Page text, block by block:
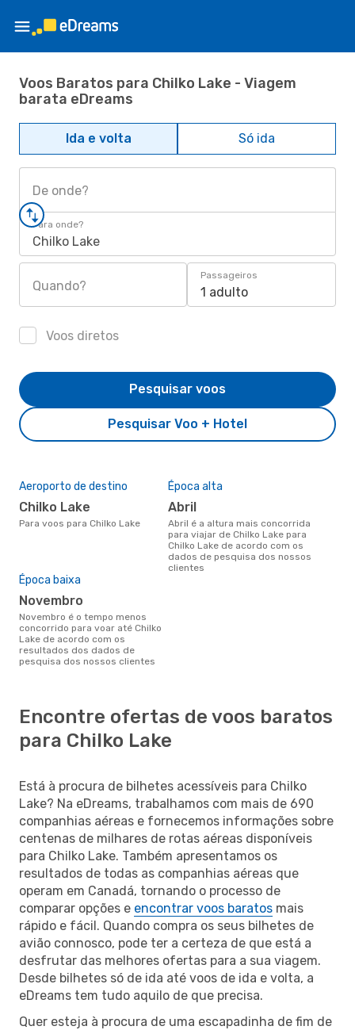
Voos Baratos para Chilko Lake - Viagem
barata eDreams
Ida e volta Só ida
De onde?
Para onde?
Chilko Lake
Quando?
Passageiros
1 adulto
Voos diretos
Pesquisar Voo + Hotel
Pesquisar voos
Aeroporto de destino
Chilko Lake
Para voos para Chilko Lake
Época alta
abril
abril é a altura mais concorrida
para viajar de Chilko Lake para
Chilko Lake de acordo com os
dados de pesquisa dos nossos
clientes
Época baixa
novembro
novembro é o tempo menos
concorrido para voar até Chilko
Lake de acordo com os
resultados dos dados de
pesquisa dos nossos clientes
Encontre ofertas de voos baratos
para Chilko Lake
Está à procura de bilhetes acessíveis para Chilko
Lake? Na eDreams, trabalhamos com mais de 690
companhias aéreas e fornecemos informações sobre
centenas de milhares de rotas aéreas disponíveis
para Chilko Lake. Também apresentamos os
resultados de todas as companhias aéreas que
operam em Canadá, tornando o processo de
comparar opções e encontrar voos baratos mais
rápido e fácil. Quando compra os seus bilhetes de
avião connosco, pode ter a certeza de que está a
desfrutar das melhores ofertas para a sua viagem.
Desde bilhetes só de ida até voos de ida e volta, a
eDreams tem tudo aquilo de que precisa.
Quer esteja à procura de uma escapadinha de fim de